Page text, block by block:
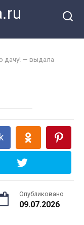
дачу! — выдала
Опубликовано
09.07.2026